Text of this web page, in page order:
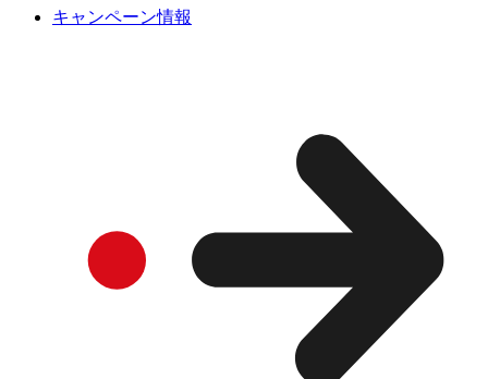
キャンペーン情報